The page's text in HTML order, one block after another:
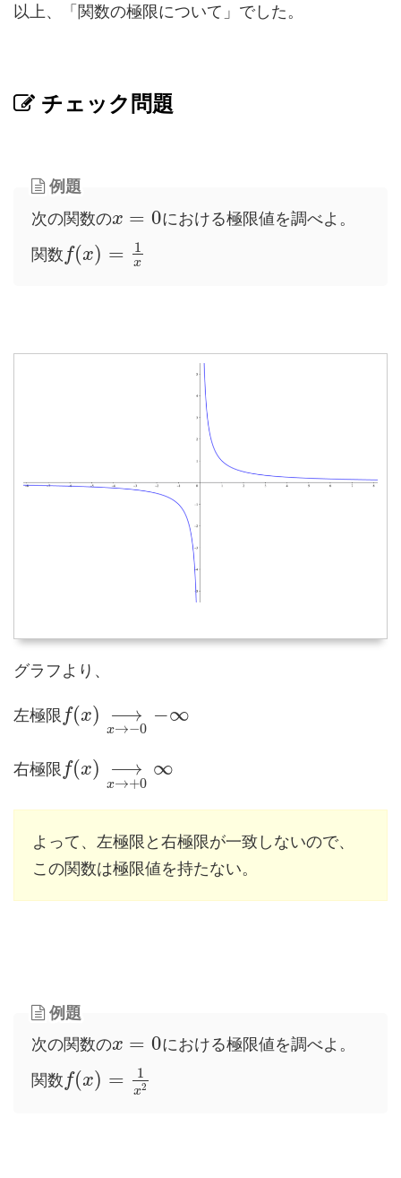
以上、「関数の極限について」でした。
チェック問題
例題
次の関数のx = 0における極限値を調べよ。
関数 f(x) = 1
x
グラフより、
左極限 f(x) ⟶
x→−0
−∞
右極限 f(x) ⟶
x→+0
∞
よって、左極限と右極限が一致しないので、
この関数は極限値を持たない。
例題
次の関数のx = 0における極限値を調べよ。
関数 f(x) = 1
x2